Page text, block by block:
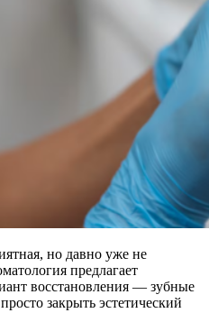
но давно уже не
предлагает
восстановления — зубные
закрыть эстетический